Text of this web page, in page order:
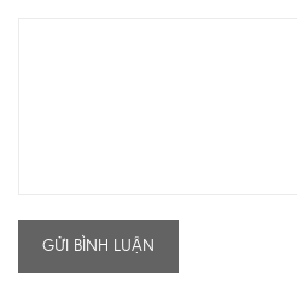
GỬI BÌNH LUẬN